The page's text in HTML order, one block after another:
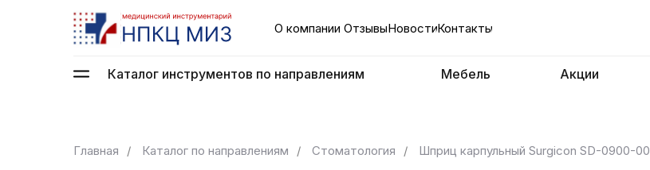
Каталог инструментов по направлениям Мебель Акции
О компании ОтзывыНовостиКонтакты
Главная / Каталог по направлениям / Стоматология / Шприц карпульный Surgicon SD-0900-00